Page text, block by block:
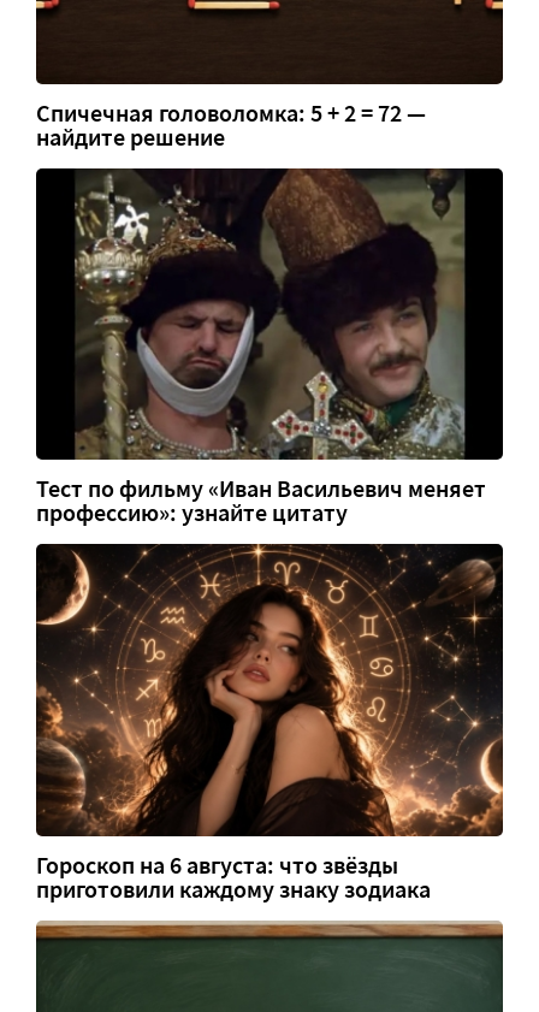
Спичечная головоломка: 5 + 2 = 72 —
найдите решение
Тест по фильму «Иван Васильевич меняет
профессию»: узнайте цитату
Гороскоп на 6 августа: что звёзды
приготовили каждому знаку зодиака